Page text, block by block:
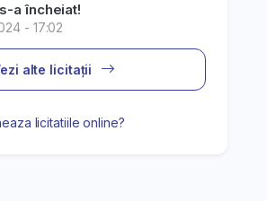
a încheiat!
- 17:02
alte licitații
licitatiile online?